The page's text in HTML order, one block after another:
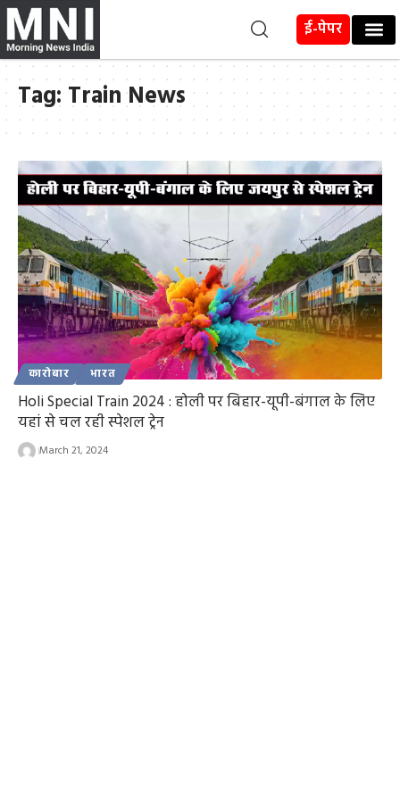
ई-पेपर
Tag: Train News
कारोबार भारत
Holi Special Train 2024 : होली पर बिहार-यूपी-बंगाल के लिए
यहां से चल रही स्पेशल ट्रेन
March 21, 2024